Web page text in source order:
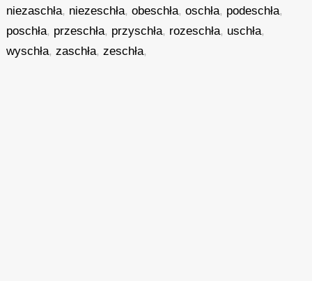
niezaschła, niezeschła,obeschła,oschła, podeschła,
poschła, przeschła, przyschła, rozeschła, uschła,
wyschła,zaschła,zeschła,